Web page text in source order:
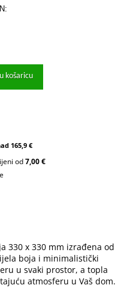
košaricu
165,9 €
od7,00 €
330 x 330 mm izrađena od
boja i minimalistički
u svaki prostor, a topla
atmosferu u Vaš dom.